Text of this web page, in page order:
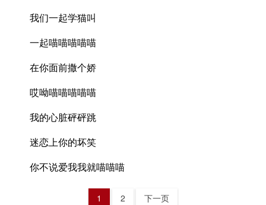
我们一起学猫叫
一起喵喵喵喵喵
在你面前撒个娇
哎呦喵喵喵喵喵
我的心脏砰砰跳
迷恋上你的坏笑
你不说爱我我就喵喵喵
1 2 下一页